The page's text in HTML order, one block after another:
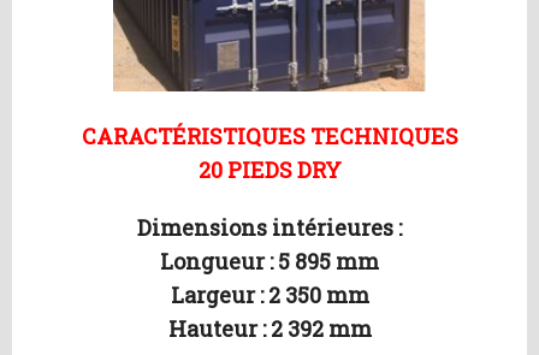
CARACTÉRISTIQUES TECHNIQUES
20 PIEDS DRY
Dimensions intérieures :
Longueur : 5 895 mm
Largeur : 2 350 mm
Hauteur : 2 392 mm